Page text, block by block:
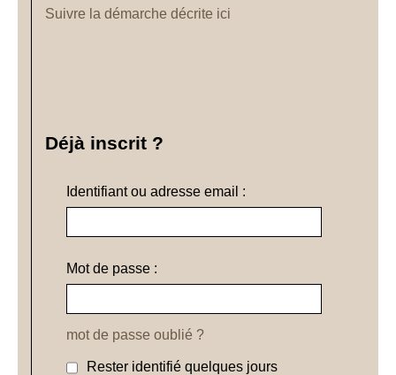
Suivre la démarche décrite ici
Déjà inscrit ?
Identifiant ou adresse email :
Mot de passe :
mot de passe oublié ?
Rester identifié quelques jours